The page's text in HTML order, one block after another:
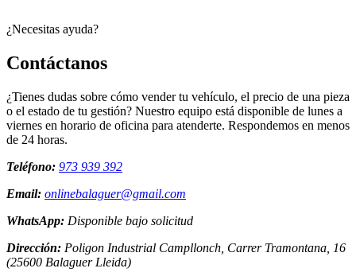
¿Necesitas ayuda?
Contáctanos
¿Tienes dudas sobre cómo vender tu vehículo, el precio de una pieza
o el estado de tu gestión? Nuestro equipo está disponible de lunes a
viernes en horario de oficina para atenderte. Respondemos en menos
de 24 horas.
Teléfono: 973 939 392
Email: onlinebalaguer@gmail.com
WhatsApp: Disponible bajo solicitud
Dirección: Poligon Industrial Campllonch, Carrer Tramontana, 16
(25600 Balaguer Lleida)